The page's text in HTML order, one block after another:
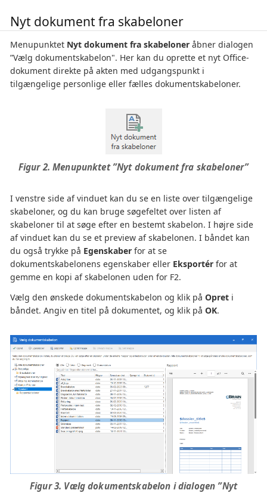
Nyt dokument fra skabeloner
Menupunktet Nyt dokument fra skabeloner åbner dialogen
”Vælg dokumentskabelon". Her kan du oprette et nyt Office-
dokument direkte på akten med udgangspunkt i
tilgængelige personlige eller fælles dokumentskabeloner.
Figur 2. Menupunktet ”Nyt dokument fra skabeloner”
I venstre side af vinduet kan du se en liste over tilgængelige
skabeloner, og du kan bruge søgefeltet over listen af
skabeloner til at søge efter en bestemt skabelon. I højre side
af vinduet kan du se et preview af skabelonen. I båndet kan
du også trykke på Egenskaber for at se
dokumentskabelonens egenskaber eller Eksportér for at
gemme en kopi af skabelonen uden for F2.
Vælg den ønskede dokumentskabelon og klik på Opret i
båndet. Angiv en titel på dokumentet, og klik på OK.
Figur 3. Vælg dokumentskabelon i dialogen ”Nyt